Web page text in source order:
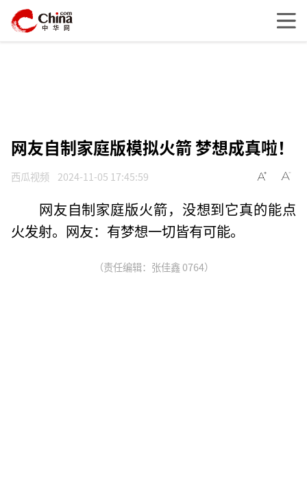
网友自制家庭版模拟火箭 梦想成真啦！
西瓜视频 2024-11-05 17:45:59
网友自制家庭版火箭，没想到它真的能点
火发射。网友：有梦想一切皆有可能。
（责任编辑：张佳鑫 0764）